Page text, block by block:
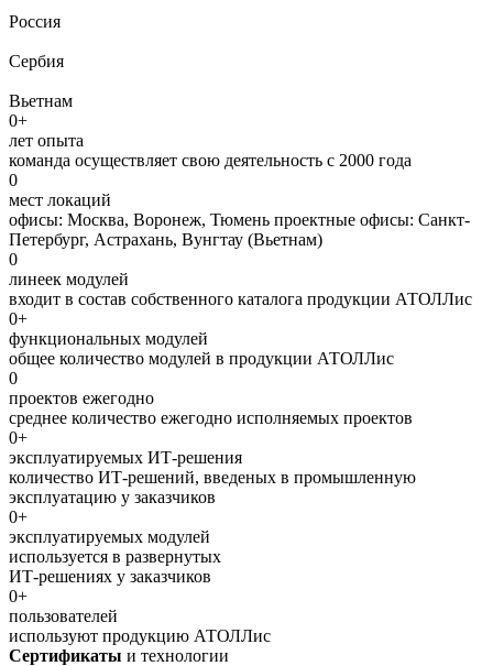
Россия
Сербия
Вьетнам
0+
лет опыта
команда осуществляет свою деятельность с 2000 года
0
мест локаций
офисы: Москва, Воронеж, Тюмень проектные офисы: Санкт-
Петербург, Астрахань, Вунгтау (Вьетнам)
0
линеек модулей
входит в состав собственного каталога продукции АТОЛЛис
0+
функциональных модулей
общее количество модулей в продукции АТОЛЛис
0
проектов ежегодно
среднее количество ежегодно исполняемых проектов
0+
эксплуатируемых ИТ-решения
количество ИТ-решений, введеных в промышленную
эксплуатацию у заказчиков
0+
эксплуатируемых модулей
используется в развернутых
ИТ-решениях у заказчиков
0+
пользователей
используют продукцию АТОЛЛис
Сертификаты и технологии